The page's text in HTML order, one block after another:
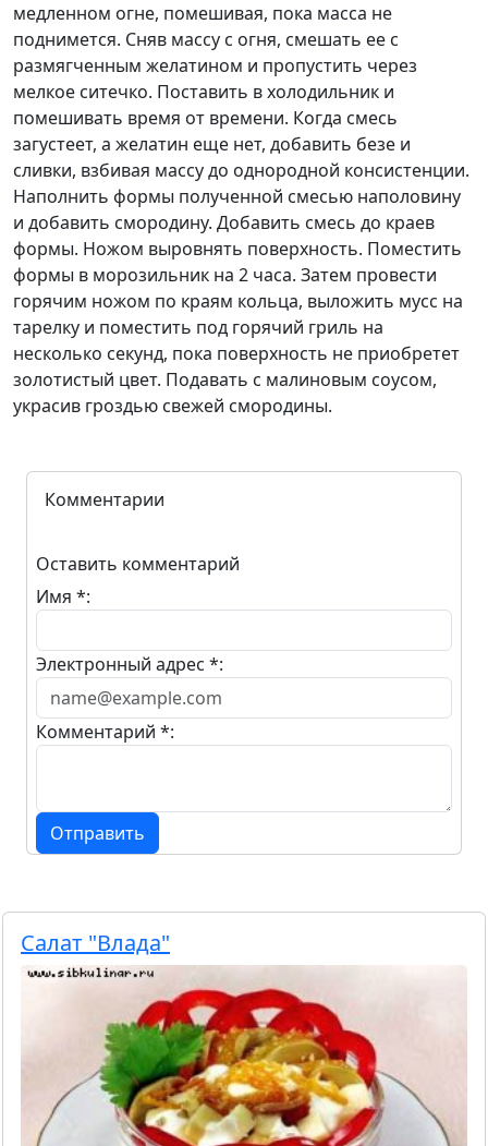
медленном огне, помешивая, пока масса не
поднимется. Сняв массу с огня, смешать ее с
размягченным желатином и пропустить через
мелкое ситечко. Поставить в холодильник и
помешивать время от времени. Когда смесь
загустеет, а желатин еще нет, добавить безе и
сливки, взбивая массу до однородной консистенции.
Наполнить формы полученной смесью наполовину
и добавить смородину. Добавить смесь до краев
формы. Ножом выровнять поверхность. Поместить
формы в морозильник на 2 часа. Затем провести
горячим ножом по краям кольца, выложить мусс на
тарелку и поместить под горячий гриль на
несколько секунд, пока поверхность не приобретет
золотистый цвет. Подавать с малиновым соусом,
украсив гроздью свежей смородины.
Комментарии
Оставить комментарий
Имя *:
Электронный адрес *:
Комментарий *:
Отправить
Салат "Влада"